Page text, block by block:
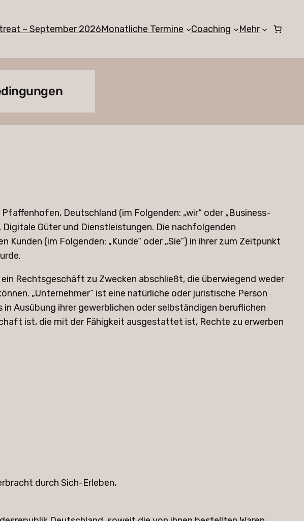
– September 2026Monatliche Termine Coaching Mehr
Deutschland (im Folgenden: „wir“ oder „Business-
Güter und Dienstleistungen. Die nachfolgenden
(im Folgenden: „Kunde“ oder „Sie“) in ihrer zum Zeitpunkt
Rechtsgeschäft zu Zwecken abschließt, die überwiegend weder
„Unternehmer“ ist eine natürliche oder juristische Person
Ausübung ihrer gewerblichen oder selbständigen beruflichen
ist, die mit der Fähigkeit ausgestattet ist, Rechte zu erwerben
durch Sich-Erleben,